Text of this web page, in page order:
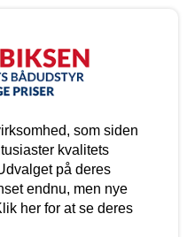
som siden
kvalitets
på deres
endnu, men nye
her for at se deres